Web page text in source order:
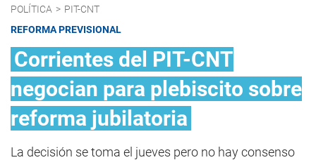
POLÍTICA > PIT-CNT
REFORMA PREVISIONAL
Corrientes del PIT-CNT
negocian para plebiscito sobre
reforma jubilatoria
La decisión se toma el jueves pero no hay consenso